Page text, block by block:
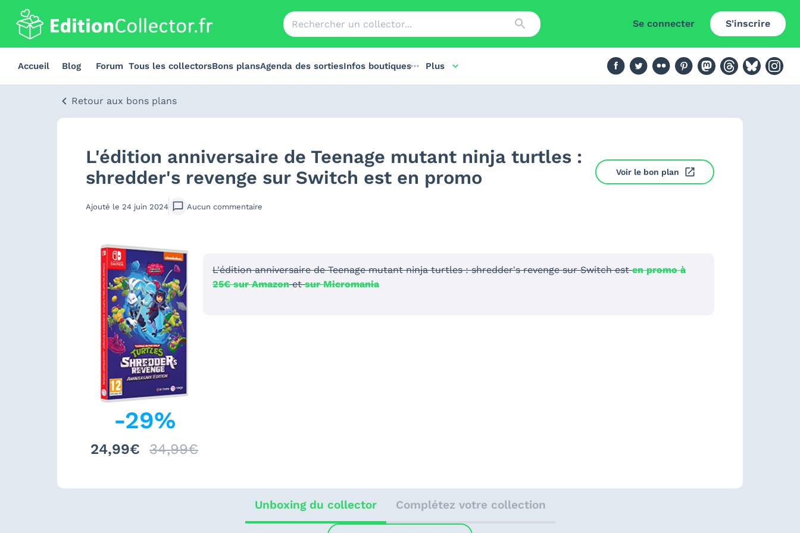
Se connecter S'inscrire
Accueil Blog Forum Tous les collectorsBons plansAgenda des sortiesInfos boutiques Plus
Retour aux bons plans
L'édition anniversaire de Teenage mutant ninja turtles :
shredder's revenge sur Switch est en promo
Voir le bon plan
Ajouté le 24 juin 2024 Aucun commentaire
-29%
24,99€ 34,99€
L'édition anniversaire de Teenage mutant ninja turtles : shredder's revenge sur Switch esten promo à
25€ sur Amazonetsur Micromania
Unboxing du collector Complétez votre collection